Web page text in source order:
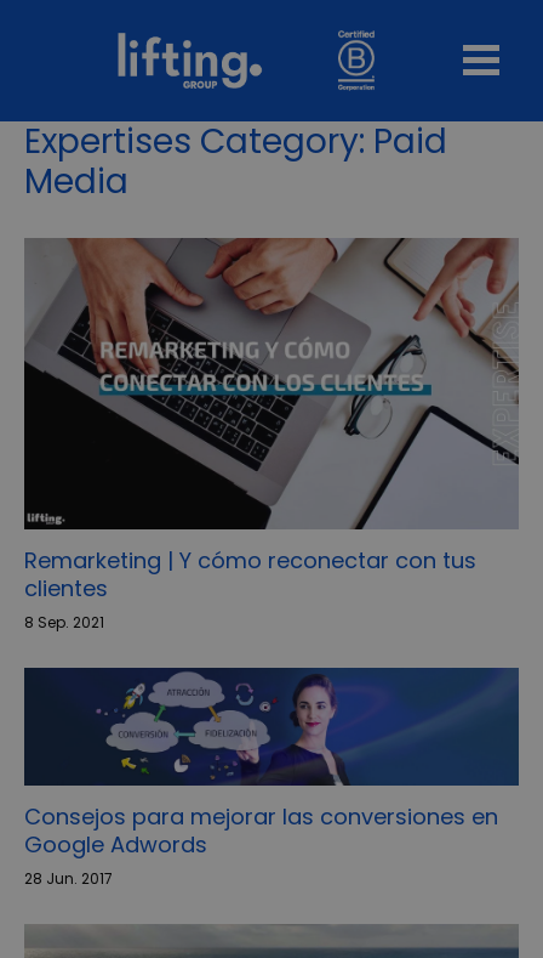
Expertises Category: Paid
Media
Remarketing | Y cómo reconectar con tus
clientes
8 Sep. 2021
Consejos para mejorar las conversiones en
Google Adwords
28 Jun. 2017